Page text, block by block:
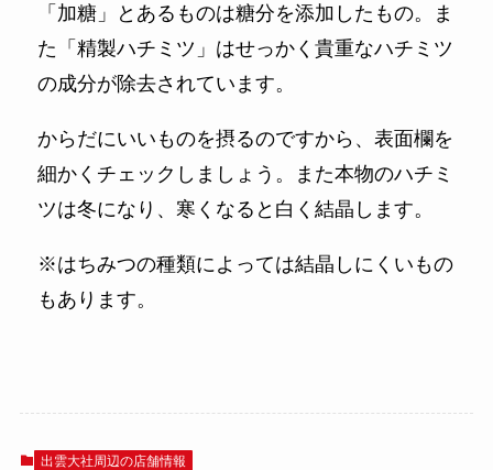
「加糖」とあるものは糖分を添加したもの。ま
た「精製ハチミツ」はせっかく貴重なハチミツ
の成分が除去されています。
からだにいいものを摂るのですから、表面欄を
細かくチェックしましょう。また本物のハチミ
ツは冬になり、寒くなると白く結晶します。
※はちみつの種類によっては結晶しにくいもの
もあります。
出雲大社周辺の店舗情報